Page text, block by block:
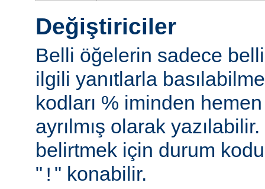
Değiştiriciler
Belli öğelerin sadece
ilgili yanıtlarla
kodları % iminden
ayrılmış olarak
belirtmek için durum
" ! " konabilir.